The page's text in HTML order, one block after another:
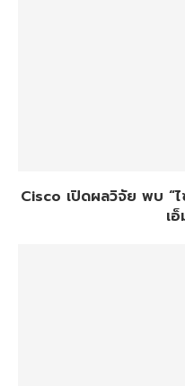
Cisco เปิดผลวิจัย พบ “
เ